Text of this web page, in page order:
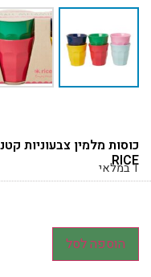
RICE
1 במלאי
הוספה לסל